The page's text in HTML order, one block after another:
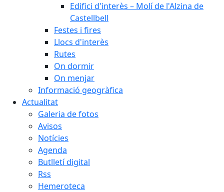
Edifici d'interès – Molí de l'Alzina de
Castellbell
Festes i fires
Llocs d'interès
Rutes
On dormir
On menjar
Informació geogràfica
Actualitat
Galeria de fotos
Avisos
Notícies
Agenda
Butlletí digital
Rss
Hemeroteca